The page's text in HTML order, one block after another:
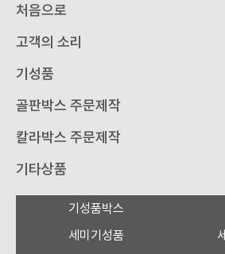
처음으로
고객의 소리
기성품
골판박스 주문제작
칼라박스 주문제작
기타상품
기성품박스
세미기성품